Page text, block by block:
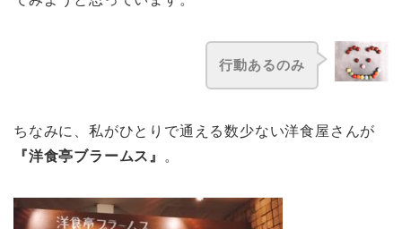
行動あるのみ
ちなみに、私がひとりで通える数少ない洋食屋さんが
『洋食亭ブラームス』
。